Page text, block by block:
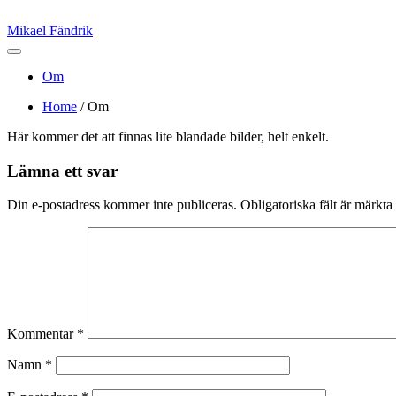
Mikael Fändrik
Om
Home / Om
Här kommer det att finnas lite blandade bilder, helt enkelt.
Lämna ett svar
Din e-postadress kommer inte publiceras. Obligatoriska fält är märkta
Kommentar *
Namn *